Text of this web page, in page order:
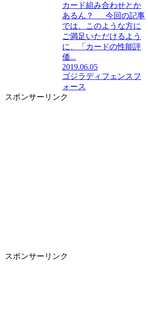
カード組み合わせとか
あるん？ 今回の記事
では、このような方に
ご満足いただけるよう
に、「カードの性能評
価...
2019.06.05
ゴジラディフェンスフ
ォース
スポンサーリンク
スポンサーリンク